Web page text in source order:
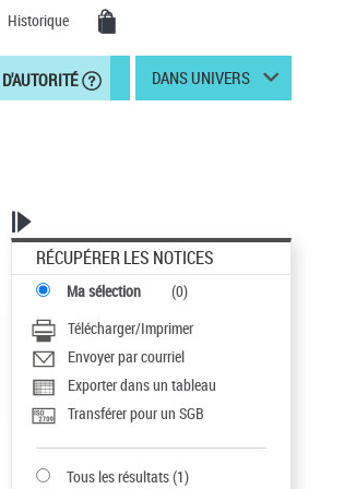
Historique
DANS UNIVERS
RÉCUPÉRER LES NOTICES
Ma sélection (0)
Télécharger/Imprimer
Envoyer par courriel
Exporter dans un tableau
Transférer pour un SGB
Tous les résultats(1)